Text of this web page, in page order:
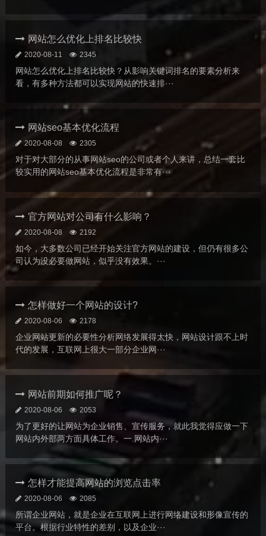
网站怎么优化上排名比较快
2020-08-11 2345
网站怎么优化上排名比较快？从影响关键词排名的要素分析来
看，有多种方法都可以实现网站的快速排···
网站seo基本优化流程
2020-08-08 2305
对于对大部分的从事网站seo的公司或者个人来讲，总结一套比
较实用的网站seo基本优化流程是非常有···
官方网站对公司有什么影响？
2020-08-08 2192
如今，大多数公司已经开始关注官方网站的建设，但仍有很多公
司认为没必要做网站，似乎没有效果。···
怎样做好一个网站的设计?
2020-08-06 2178
企业网站更新的必要性分析网络发展得太快，网站设计跟不上时
代的发展，互联网上很大一部分企业网···
网站前期如何推广呢？
2020-08-06 2053
为了更好的让网站为企业销售、宣传服务，就此我觉得应做一下
网站内外部两方面具体工作。一.网站内···
怎样才能提高网站的浏览点击率
2020-08-06 2085
所谓企业网站，就是企业在互联网上进行网络建设和形像宣传的
平台。根据行业特性的差别，以及企业···